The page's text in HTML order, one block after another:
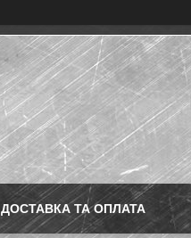
ДОСТАВКА ТА ОПЛАТА